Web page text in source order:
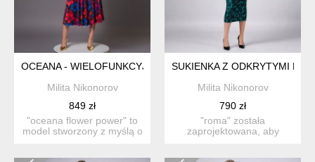
OCEANA - WIELOFUNKCYJNA SUKIENKA
Milita Nikonorov
849 zł
"oceana flower power" to
model stworzony z myślą o
SUKIENKA Z ODKRYTYMI
Milita Nikonorov
790 zł
"roma" została
zaprojektowana, aby